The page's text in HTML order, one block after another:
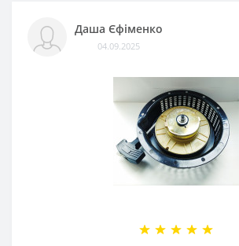
Даша Єфіменко
04.09.2025